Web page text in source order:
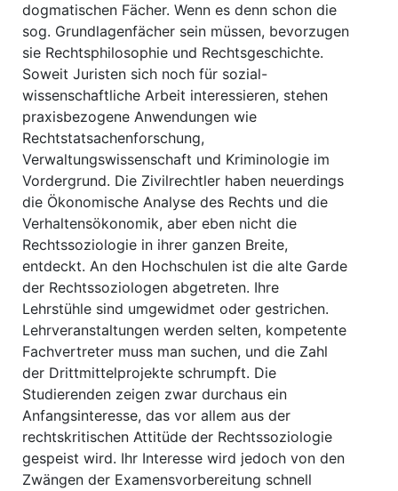
dogmatischen Fächer. Wenn es denn schon die
sog. Grundlagenfächer sein müssen, bevorzugen
sie Rechtsphilosophie und Rechtsgeschichte.
Soweit Juristen sich noch für sozial-
wissenschaftliche Arbeit interessieren, stehen
praxisbezogene Anwendungen wie
Rechtstatsachenforschung,
Verwaltungswissenschaft und Kriminologie im
Vordergrund. Die Zivilrechtler haben neuerdings
die Ökonomische Analyse des Rechts und die
Verhaltensökonomik, aber eben nicht die
Rechtssoziologie in ihrer ganzen Breite,
entdeckt. An den Hochschulen ist die alte Garde
der Rechtssoziologen abgetreten. Ihre
Lehrstühle sind umgewidmet oder gestrichen.
Lehrveranstaltungen werden selten, kompetente
Fachvertreter muss man suchen, und die Zahl
der Drittmittelprojekte schrumpft. Die
Studierenden zeigen zwar durchaus ein
Anfangsinteresse, das vor allem aus der
rechtskritischen Attitüde der Rechtssoziologie
gespeist wird. Ihr Interesse wird jedoch von den
Zwängen der Examensvorbereitung schnell